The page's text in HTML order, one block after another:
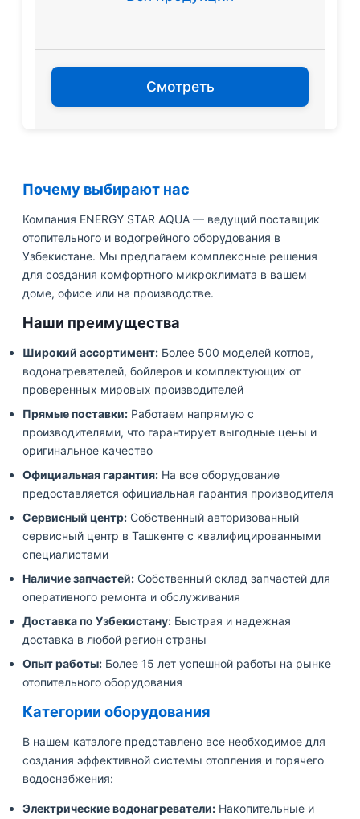
Смотреть
Почему выбирают нас
Компания ENERGY STAR AQUA — ведущий поставщик
отопительного и водогрейного оборудования в
Узбекистане. Мы предлагаем комплексные решения
для создания комфортного микроклимата в вашем
доме, офисе или на производстве.
Наши преимущества
Широкий ассортимент: Более 500 моделей котлов,
водонагревателей, бойлеров и комплектующих от
проверенных мировых производителей
Прямые поставки: Работаем напрямую с
производителями, что гарантирует выгодные цены и
оригинальное качество
Официальная гарантия: На все оборудование
предоставляется официальная гарантия производителя
Сервисный центр: Собственный авторизованный
сервисный центр в Ташкенте с квалифицированными
специалистами
Наличие запчастей: Собственный склад запчастей для
оперативного ремонта и обслуживания
Доставка по Узбекистану: Быстрая и надежная
доставка в любой регион страны
Опыт работы: Более 15 лет успешной работы на рынке
отопительного оборудования
Категории оборудования
В нашем каталоге представлено все необходимое для
создания эффективной системы отопления и горячего
водоснабжения:
Электрические водонагреватели: Накопительные и